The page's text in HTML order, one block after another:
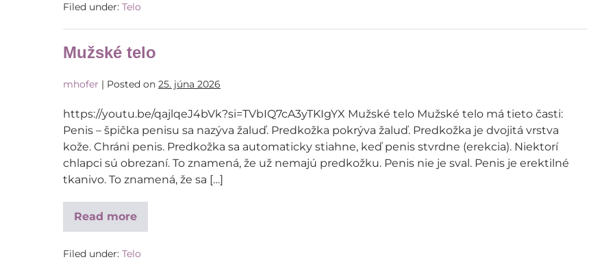
Filed under: Telo
Mužské telo
mhofer | Posted on 25. júna 2026
https://youtu.be/qajlqeJ4bVk?si=TVbIQ7cA3yTKIgYX Mužské telo Mužské telo má tieto časti:
Penis – špička penisu sa nazýva žaluď. Predkožka pokrýva žaluď. Predkožka je dvojitá vrstva
kože. Chráni penis. Predkožka sa automaticky stiahne, keď penis stvrdne (erekcia). Niektorí
chlapci sú obrezaní. To znamená, že už nemajú predkožku. Penis nie je sval. Penis je erektilné
tkanivo. To znamená, že sa […]
Read more
Filed under: Telo